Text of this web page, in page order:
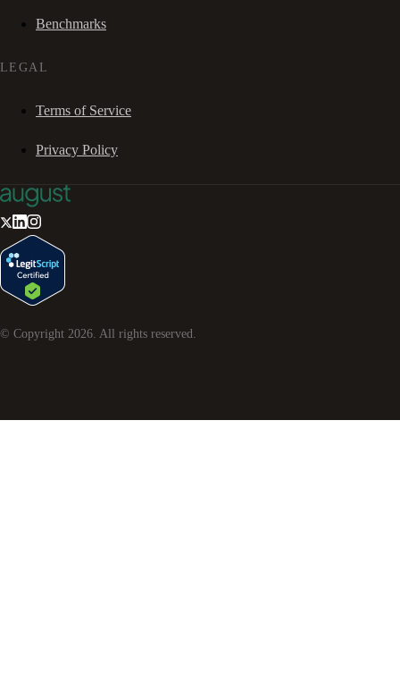
Benchmarks
LEGAL
Terms of Service
Privacy Policy
© Copyright 2026 . All rights reserved.